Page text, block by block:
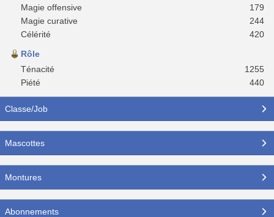
Magie offensive
179
Magie curative
244
Célérité
420
Rôle
Ténacité
1255
Piété
440
Classe/Job
Mascottes
Montures
Abonnements